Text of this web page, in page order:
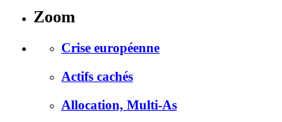
Zoom
Crise européenne
Actifs cachés
Allocation, Multi-As